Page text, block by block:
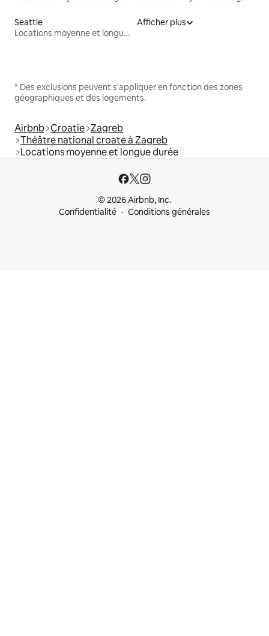
Seattle
Locations moyenne et longue durée
Afficher plus
* Des exclusions peuvent s'appliquer en fonction des zones
géographiques et des logements.
Airbnb Croatie Zagreb
Théâtre national croate à Zagreb
Locations moyenne et longue durée
© 2026 Airbnb, Inc.
Confidentialité
Conditions générales